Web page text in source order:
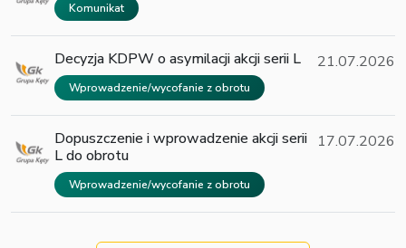
Komunikat
Decyzja KDPW o asymilacji akcji serii L
Wprowadzenie/wycofanie z obrotu
21.07.2026
Dopuszczenie i wprowadzenie akcji serii
L do obrotu
Wprowadzenie/wycofanie z obrotu
17.07.2026